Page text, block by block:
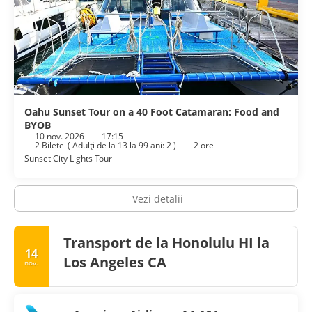
Oahu Sunset Tour on a 40 Foot Catamaran: Food and
BYOB
10 nov. 2026 17:15
2 Bilete ( Adulţi de la 13 la 99 ani: 2)
2 ore
Sunset City Lights Tour
Vezi detalii
14
nov.
Transport de la Honolulu HI la
Los Angeles CA